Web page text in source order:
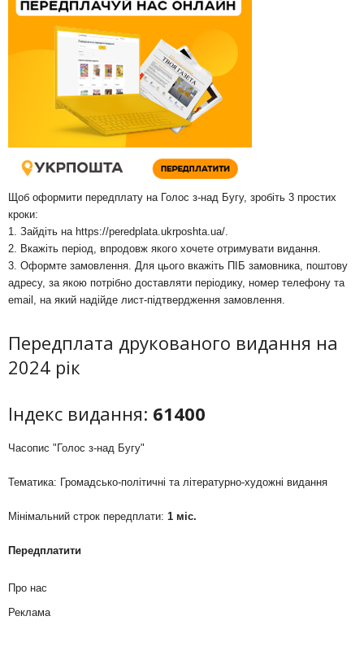
Щоб оформити передплату на Голос з-над Бугу, зробіть 3 простих
кроки:
1. Зайдіть на https://peredplata.ukrposhta.ua/
2. Вкажіть період, впродовж якого хочете отримувати видання.
3. Оформте замовлення. Для цього вкажіть ПІБ замовника, поштову
адресу, за якою потрібно доставляти періодику, номер телефону та
email, на який надійде лист-підтвердження замовлення.
Передплата друкованого видання на
2024 рік
Індекс видання: 61400
Часопис "Голос з-над Бугу"
Тематика: Громадсько-політичні та літературно-художні видання
Мінімальний строк передплати: 1 міс.
Передплатити
Про нас
Реклама